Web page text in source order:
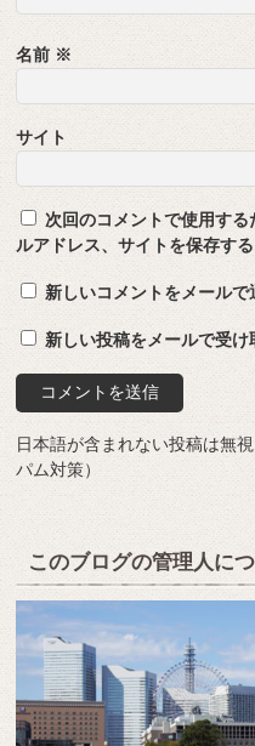
名前 ※
サイト
次回のコメントで使用す
ルアドレス、サイトを保存する
新しいコメントをメールで
新しい投稿をメールで受け
日本語が含まれない投稿は無
パム対策）
このブログの管理人に